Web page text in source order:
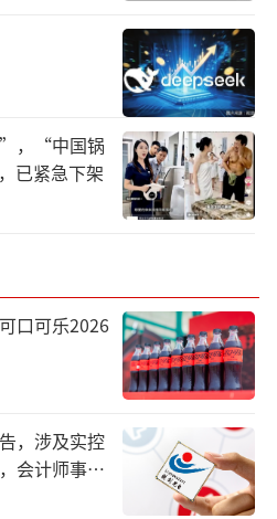
、菜籽、花生等）和生
此，各大油脂企业之间
集团之前，双方就在工
龙鱼和中粮集团共同设
Laiyang）Co. Limited
”），前者持股51%，
嘉银在1993年就和鲁花
了莱阳鲁花浓香花生油
香港嘉银分别持股51%
”，“中国锅
已紧急下架
口可乐2026
，涉及实控
会计师事务